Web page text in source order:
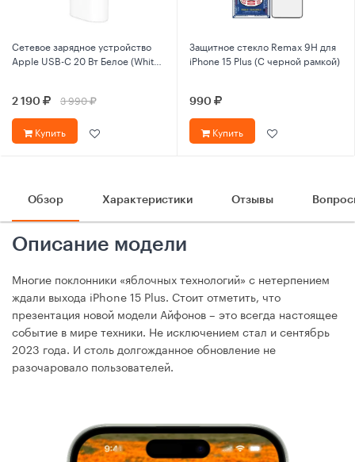
Сетевое зарядное устройство
Apple USB-C 20 Вт Белое (White)
2 190 3 990
Купить
Защитное стекло Remax 9Н для
iPhone 15 Plus (С черной рамкой)
990
Купить
Обзор Характеристики Отзывы
Описание модели
Многие поклонники «яблочных технологий» с нетерпением
ждали выхода iPhone 15 Plus. Стоит отметить, что
презентация новой модели Айфонов – это всегда настоящее
событие в мире техники. Не исключением стал и сентябрь
2023 года. И столь долгожданное обновление не
разочаровало пользователей.